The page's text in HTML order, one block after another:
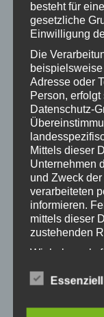
ZUM
DETAILS
Datum:
6. Juni 2019
Zeit:
18:30 - 20:30
Eintritt:
kostenlos
Webseite:
https://
mer.at
besteht für
gesetzliche
Einwilligung
Die
Adresse oder
Person,
Datenschutz-
Mittels dieser
Unternehmen
und Zweck
verarbeiteten
informieren.
mittels dieser
zustehenden
Wir haben als
Maßnahmen
verarbeiteten
Essenziell